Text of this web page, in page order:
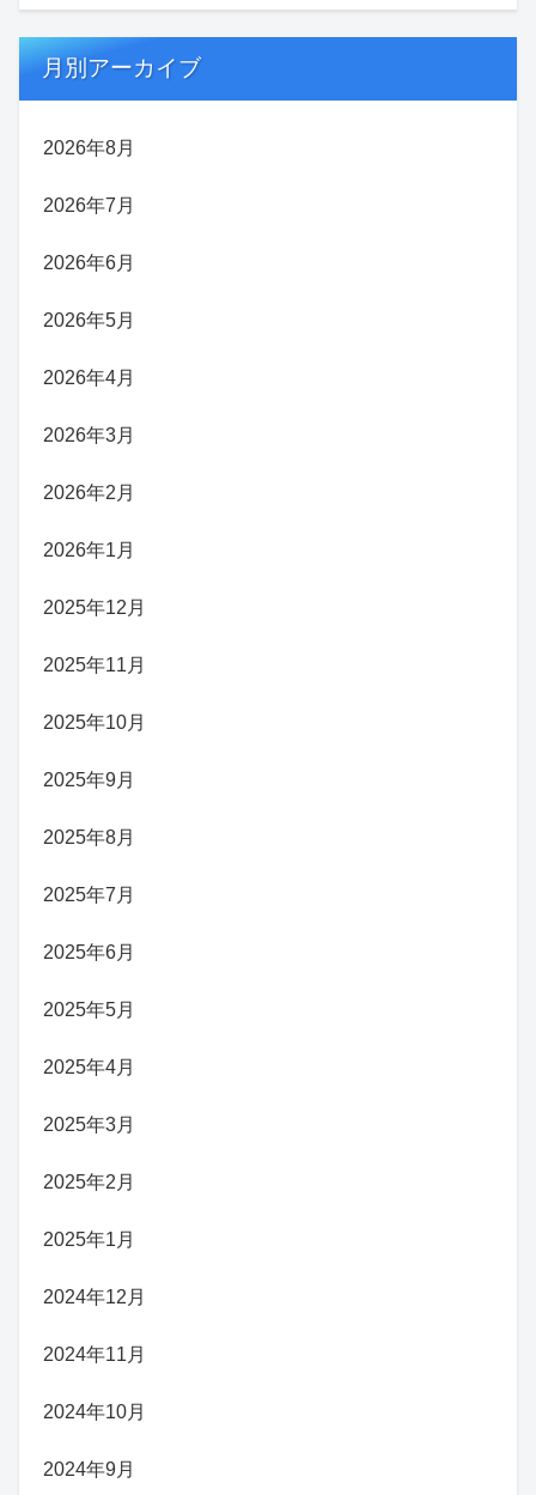
月別アーカイブ
2026年8月
2026年7月
2026年6月
2026年5月
2026年4月
2026年3月
2026年2月
2026年1月
2025年12月
2025年11月
2025年10月
2025年9月
2025年8月
2025年7月
2025年6月
2025年5月
2025年4月
2025年3月
2025年2月
2025年1月
2024年12月
2024年11月
2024年10月
2024年9月